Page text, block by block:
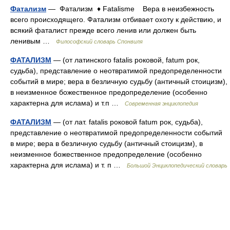
Фатализм — Фатализм ♦ Fatalisme Вера в неизбежность
всего происходящего. Фатализм отбивает охоту к действию, и
всякий фаталист прежде всего ленив или должен быть
ленивым …
Философский словарь Спонвиля
ФАТАЛИЗМ — (от латинского fatalis роковой, fatum рок,
судьба), представление о неотвратимой предопределенности
событий в мире; вера в безличную судьбу (античный стоицизм),
в неизменное божественное предопределение (особенно
характерна для ислама) и т.п …
Современная энциклопедия
ФАТАЛИЗМ — (от лат. fatalis роковой fatum рок, судьба),
представление о неотвратимой предопределенности событий
в мире; вера в безличную судьбу (античный стоицизм), в
неизменное божественное предопределение (особенно
характерна для ислама) и т. п …
Большой Энциклопедический словарь